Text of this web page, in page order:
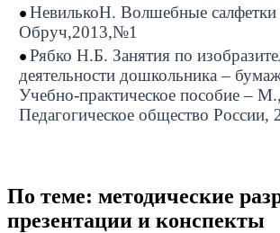
НевилькоН. Волшебные салфетки
Обруч,2013,№1
Рябко Н.Б. Занятия по
деятельности дошкольника –
Учебно-практическое пособие – М.,
Педагогическое общество России,
По теме: методические
презентации и конспекты